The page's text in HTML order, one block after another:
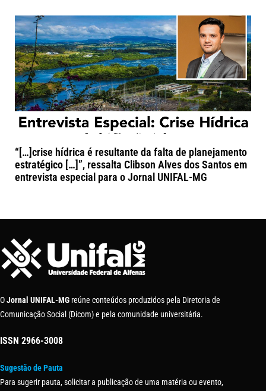
“[…]crise hídrica é resultante da falta de planejamento
estratégico […]”, ressalta Clibson Alves dos Santos em
entrevista especial para o Jornal UNIFAL-MG
OJornal UNIFAL-MG reúne conteúdos produzidos pela Diretoria de
Comunicação Social (Dicom) e pela comunidade universitária.
ISSN 2966-3008
Sugestão de Pauta
Para sugerir pauta, solicitar a publicação de uma matéria ou evento,